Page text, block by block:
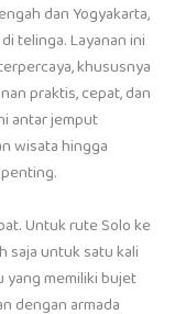
dan Yogyakarta,
telinga. Layanan ini
khususnya
praktis, cepat, dan
antar jemput
wisata hingga
Untuk rute Solo ke
saja untuk satu kali
yang memiliki bujet
dengan armada